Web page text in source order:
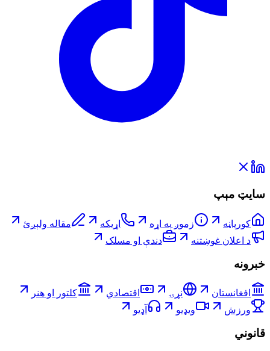
سایټ مېپ
کورپاڼه زموږ په اړه اړیکه
مقاله ولېږئ
د اعلان غوښتنه
دندې او مسلک
خبرونه
افغانستان نړۍ اقتصادي
کلتور او هنر
ورزش
ویډیو آډیو
قانوني